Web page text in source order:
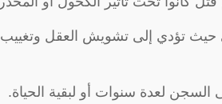
حيث تؤدي إلى تشويش العقل وتغييب
لعدة سنوات أو لبقية الحياة.